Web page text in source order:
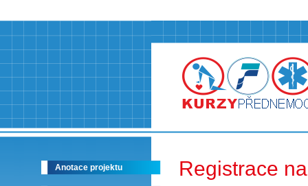
Anotace projektu Registrace